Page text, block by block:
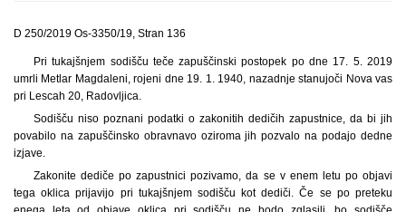
D 250/2019 Os-3350/19, Stran 136
Pri tukajšnjem sodišču teče zapuščinski postopek po dne 17. 5. 2019
umrli Metlar Magdaleni, rojeni dne 19. 1. 1940, nazadnje stanujoči Nova vas
pri Lescah 20, Radovljica.
Sodišču niso poznani podatki o zakonitih dedičih zapustnice, da bi jih
povabilo na zapuščinsko obravnavo oziroma jih pozvalo na podajo dedne
izjave.
Zakonite dediče po zapustnici pozivamo, da se v enem letu po objavi
tega oklica prijavijo pri tukajšnjem sodišču kot dediči. Če se po preteku